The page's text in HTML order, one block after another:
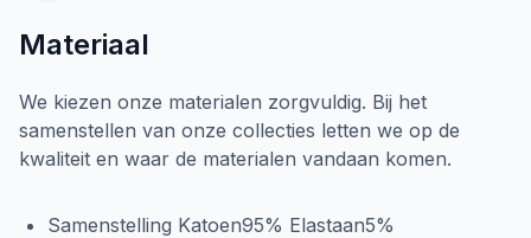
Materiaal
We kiezen onze materialen zorgvuldig. Bij het
samenstellen van onze collecties letten we op de
kwaliteit en waar de materialen vandaan komen.
Samenstelling Katoen95% Elastaan5%